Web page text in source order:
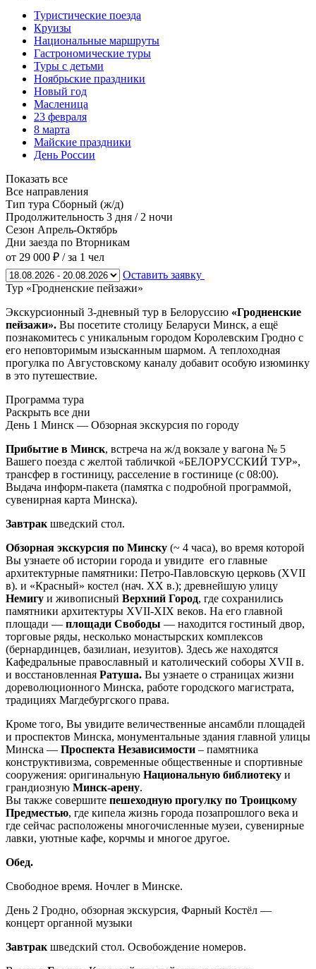
Туристические поезда
Круизы
Национальные маршруты
Гастрономические туры
Туры с детьми
Ноябрьские праздники
Новый год
Масленица
23 февраля
8 марта
Майские праздники
День России
Показать все
Все направления
Тип тура Сборный (ж/д)
Продолжительность 3 дня / 2 ночи
Сезон Апрель-Октябрь
Дни заезда по Вторникам
от 29 000 ₽ / за 1 чел
Оставить заявку
Тур «Гродненские пейзажи»
Экскурсионный 3-дневный тур в Белоруссию «Гродненские
пейзажи». Вы посетите столицу Беларуси Минск, а ещё
познакомитесь с уни­каль­ным го­ро­дом Королевским Грод­но с
его неповторимым изысканным шармом. А теплоходная
прогулка по Августовскому каналу до­ба­вит особую изюминку
в это путешествие.
Программа тура
Раскрыть все дни
День 1 Минск — Обзорная экскурсия по городу
Прибытие в Минск, встреча на ж/д вокзале у вагона № 5
Вашего поезда с желтой табличкой «БЕЛОРУССКИЙ ТУР»,
трансфер в гостиницу, расселение в гостинице (с 08:00).
Выдача информ-пакета (памятка с подробной программой,
сувенирная карта Минска).
Завтрак шведский стол.
Обзорная экскурсия по Минску (~ 4 часа), во время которой
Вы узнаете об истории города и увидите его главные
архитектурные памятники: Петро-Павловскую церковь (ХVII
в). и «Красный» костел (нач. ХХ в.); древнейшую улицу
Немигу и живописный Верхний Город, где сохранились
памятники архитектуры XVII-XIX веков. На его главной
площади — площади Свободы — находится гостиный двор,
торговые ряды, несколько монастырских комплексов
(бернардинцев, базилиан, иезуитов). Здесь же находятся
Кафедральные православный и католический соборы ХVII в.
и восстановленная Ратуша. Вы узнаете о страницах жизни
дореволюционного Минска, работе городского магистрата,
традициях Магдебургского права.
Кроме того, Вы увидите величественные ансамбли площадей
и проспектов Минска, монументальные здания главной улицы
Минска — Проспекта Независимости – памятника
конструктивизма, современные общественные и спортивные
сооружения: оригинальную Национальную библиотеку и
грандиозную Минск-арену.
Вы также совершите пешеходную прогулку по Троицкому
Предместью, где кипела жизнь города позапрошлого века и
где сейчас расположены многочисленные музеи, сувенирные
лавки, уютные кафе, корчмы и многое другое.
Обед.
Свободное время. Ночлег в Минске.
День 2 Гродно, обзорная экскурсия, Фарный Костёл —
концерт органной музыки
Завтрак шведский стол. Освобождение номеров.